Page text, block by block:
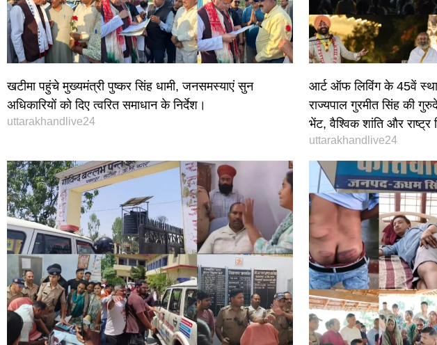
खटीमा पहुंचे मुख्यमंत्री पुष्कर सिंह धामी, जनसमस्याएं सुन
अधिकारियों को दिए त्वरित समाधान के निर्देश।
uttarakhandlive24
आर्ट ऑफ लिविंग के 45वें
राज्यपाल गुरमीत सिंह की
भेंट, वैश्विक शांति और राष्ट्र
uttarakhandlive24